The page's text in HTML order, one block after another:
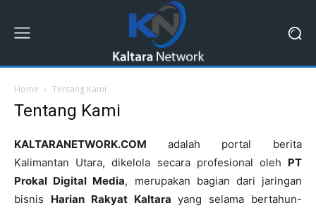
Home Tentang Kami
Tentang Kami
KALTARANETWORK.COM adalah portal berita
Kalimantan Utara, dikelola secara profesional oleh PT
Prokal Digital Media, merupakan bagian dari jaringan
bisnis Harian Rakyat Kaltara yang selama bertahun-